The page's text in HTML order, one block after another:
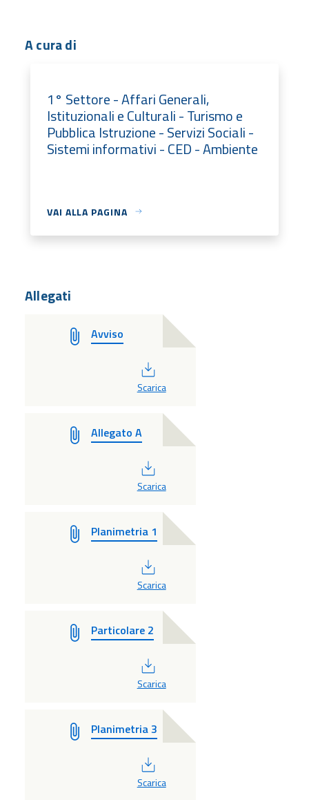
A cura di
1° Settore - Affari Generali,
Istituzionali e Culturali - Turismo e
Pubblica Istruzione - Servizi Sociali -
Sistemi informativi - CED - Ambiente
VAI ALLA PAGINA
Allegati
Avviso
PDF
Scarica
Allegato A
PDF
Scarica
Planimetria 1
PDF
Scarica
Particolare 2
PDF
Scarica
Planimetria 3
PDF
Scarica